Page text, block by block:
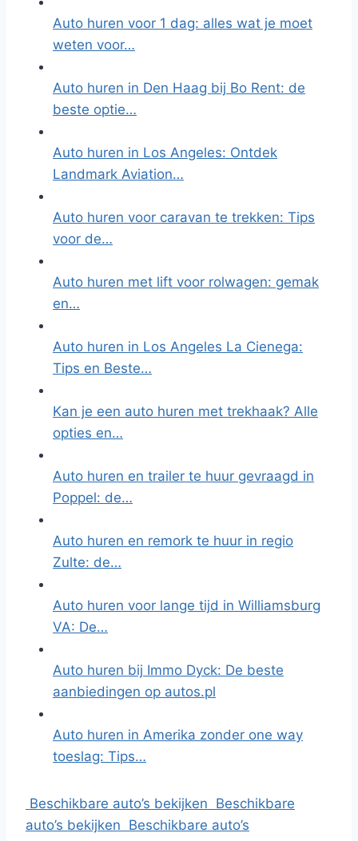
Auto huren voor 1 dag: alles wat je moet
weten voor…
Auto huren in Den Haag bij Bo Rent: de
beste optie…
Auto huren in Los Angeles: Ontdek
Landmark Aviation…
Auto huren voor caravan te trekken: Tips
voor de…
Auto huren met lift voor rolwagen: gemak
en…
Auto huren in Los Angeles La Cienega:
Tips en Beste…
Kan je een auto huren met trekhaak? Alle
opties en…
Auto huren en trailer te huur gevraagd in
Poppel: de…
Auto huren en remork te huur in regio
Zulte: de…
Auto huren voor lange tijd in Williamsburg
VA: De…
Auto huren bij Immo Dyck: De beste
aanbiedingen op autos.pl
Auto huren in Amerika zonder one way
toeslag: Tips…
Beschikbare auto’s bekijken Beschikbare
auto’s bekijken Beschikbare auto’s